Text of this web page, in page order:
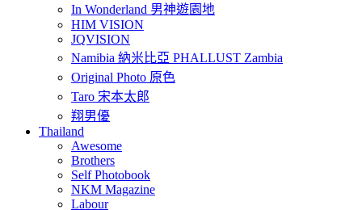
In Wonderland 男神遊園地
HIM VISION
JQVISION
Namibia 納米比亞 PHALLUST Zambia
Original Photo 原色
Taro 宋本太郎
翔男優
Thailand
Awesome
Brothers
Self Photobook
NKM Magazine
Labour